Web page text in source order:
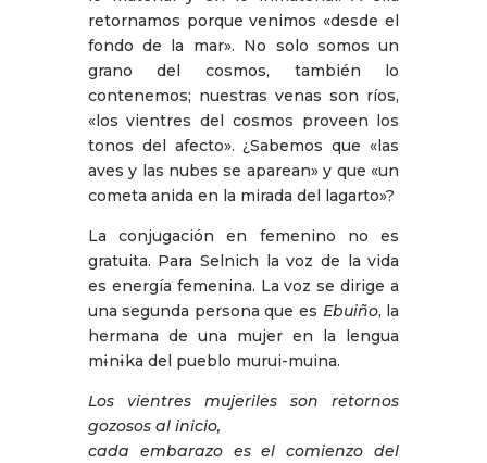
retornamos porque venimos «desde el
fondo de la mar». No solo somos un
grano del cosmos, también lo
contenemos; nuestras venas son ríos,
«los vientres del cosmos proveen los
tonos del afecto». ¿Sabemos que «las
aves y las nubes se aparean» y que «un
cometa anida en la mirada del lagarto»?
La conjugación en femenino no es
gratuita. Para Selnich la voz de la vida
es energía femenina. La voz se dirige a
una segunda persona que es Ebuiño, la
hermana de una mujer en la lengua
mɨnɨka del pueblo murui-muina.
Los vientres mujeriles son retornos
gozosos al inicio,
cada embarazo es el comienzo del